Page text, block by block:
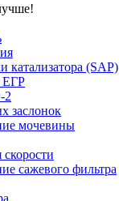
катализатора (SAP)
ЕГР
2
заслонок
мочевины
сажевого фильтра